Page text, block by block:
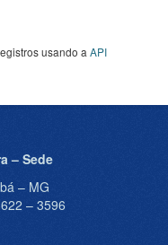
usando a API
– Sede
– MG
– 3596